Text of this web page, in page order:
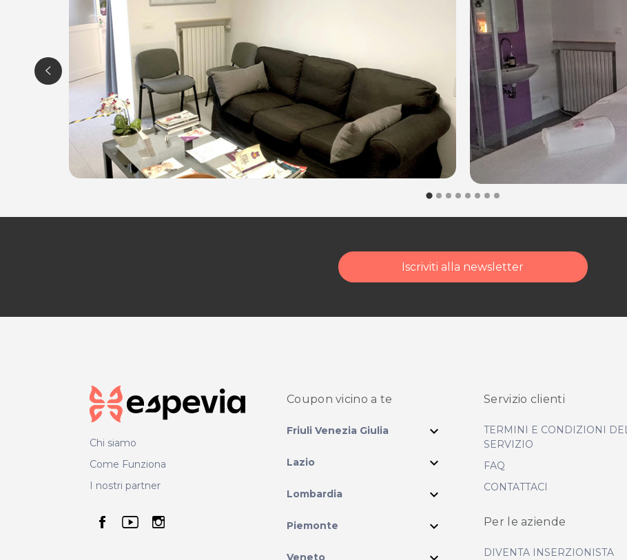
Via Pozzuolo 157
33100 Udine
Tel. 0432 1505113
P.IVA 02898110305
Per ulteriori informazioni sull'offerta o sulle modalità di acquisto scrivi
posta@espevia.it.
Iscriviti alla newsletter
Chi siamo
Come Funziona
I nostri partner
seguici su facebook
seguici su youtube
seguici su instagram
Coupon vicino a te
Friuli Venezia Giulia expand_more
Lazio expand_more
Lombardia expand_more
Piemonte expand_more
Veneto
Servizio clienti
TERMINI E CONDIZIONI DEL
SERVIZIO
FAQ
CONTATTACI
Per le aziende
DIVENTA INSERZIONISTA